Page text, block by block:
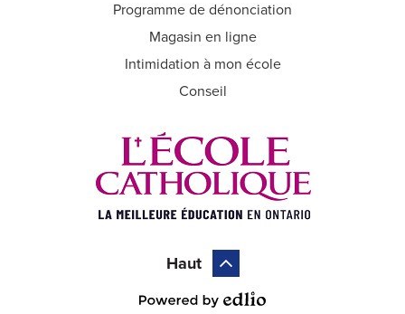
Programme de dénonciation
Magasin en ligne
Intimidation à mon école
Conseil
Haut